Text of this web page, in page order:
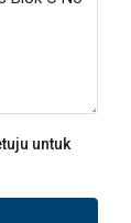
untuk